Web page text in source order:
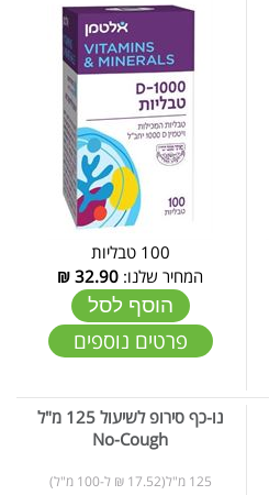
100 טבליות
המחיר שלנו: 32.90
₪
הוסף לסל
פרטים נוספים
נו-כף סירופ לשיעול 125 מ"ל
No-Cough
125 מ"ל(17.52 ₪ ל-100 מ"ל)